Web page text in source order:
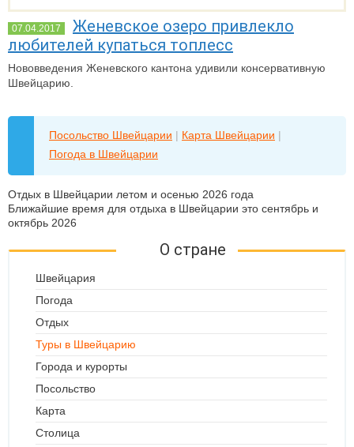
07.04.2017
Женевское озеро привлекло
любителей купаться топлесс
Нововведения Женевского кантона удивили консервативную
Швейцарию.
Посольство Швейцарии | Карта Швейцарии |
Погода в Швейцарии
Отдых в Швейцарии летом и осенью 2026 года
Ближайшие время для отдыха в Швейцарии это сентябрь и
октябрь 2026
О стране
Швейцария
Погода
Отдых
Туры в Швейцарию
Города и курорты
Посольство
Карта
Столица